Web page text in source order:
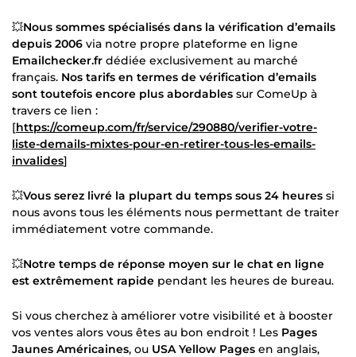
💥Nous sommes spécialisés dans la vérification d’emails
depuis 2006 via notre propre plateforme en ligne
Emailchecker.fr dédiée exclusivement au marché
français. Nos tarifs en termes de vérification d’emails
sont toutefois encore plus abordables sur ComeUp à
travers ce lien :
[https://comeup.com/fr/service/290880/verifier-votre-
liste-demails-mixtes-pour-en-retirer-tous-les-emails-
invalides]
💥Vous serez livré la plupart du temps sous 24 heures si
nous avons tous les éléments nous permettant de traiter
immédiatement votre commande.
💥Notre temps de réponse moyen sur le chat en ligne
est extrêmement rapide pendant les heures de bureau.
Si vous cherchez à améliorer votre visibilité et à booster
vos ventes alors vous êtes au bon endroit ! Les Pages
Jaunes Américaines, ou USA Yellow Pages en anglais,